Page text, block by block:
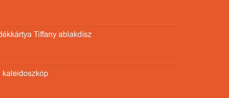
Tiffany ablakdísz
kaleidoszkóp